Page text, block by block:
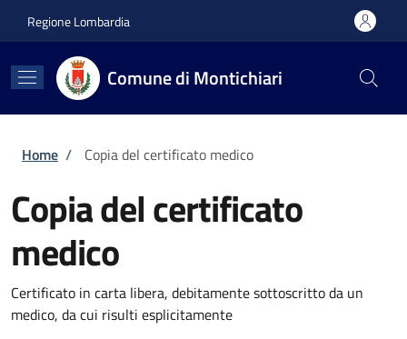
Regione Lombardia
Comune di Montichiari
Briciole di pane
Home / Copia del certificato medico
Copia del certificato
medico
Certificato in carta libera, debitamente sottoscritto da un
medico, da cui risulti esplicitamente